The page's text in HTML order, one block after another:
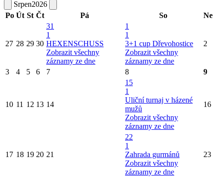
Srpen2026
Po Út St Čt Pá So Ne
27 28 29 30
31
1
HEXENSCHUSS
Zobrazit všechny
záznamy ze dne
1
1
3+1 cup Dřevohostice
Zobrazit všechny
záznamy ze dne
2
3 4 5 6 7 8 9
10 11 12 13 14
15
1
Uliční turnaj v házené
mužů
Zobrazit všechny
záznamy ze dne
16
17 18 19 20 21
22
1
Zahrada gurmánů
Zobrazit všechny
záznamy ze dne
23